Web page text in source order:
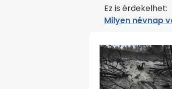
Ez is érdekelhet:
Milyen névnap